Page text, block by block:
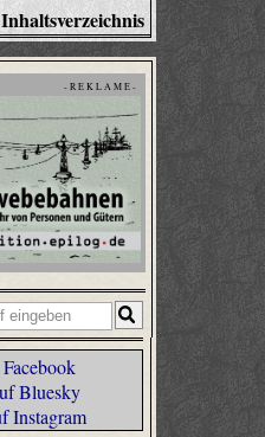
Inhaltsverzeichnis
- R E K L A M E -